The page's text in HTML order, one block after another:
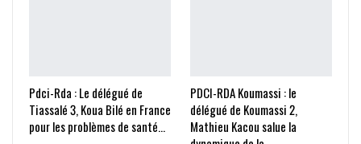
Pdci-Rda : Le délégué de
Tiassalé 3, Koua Bilé en France
pour les problèmes de santé…
PDCI-RDA Koumassi : le
délégué de Koumassi 2,
Mathieu Kacou salue la